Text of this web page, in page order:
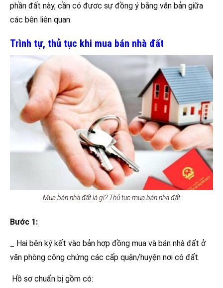
phần đất này, cần có đươc sự đồng ý bằng văn bản giữa
các bên liên quan.
Trình tự, thủ tục khi mua bán nhà đất
Mua bán nhà đất là gì? Thủ tục mua bán nhà đất
Bước 1:
_ Hai bên ký kết vào bản hợp đồng mua và bán nhà đất ở
văn phòng công chứng các cấp quận/huyện nơi có đất.
Hồ sơ chuẩn bị gồm có: